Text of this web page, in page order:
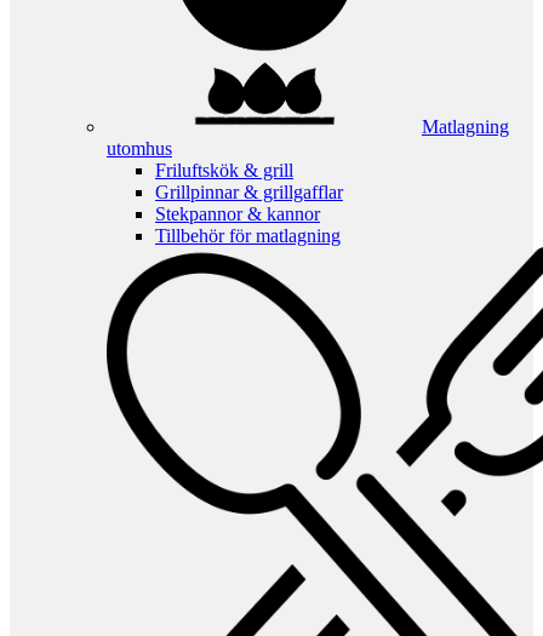
Matlagning
utomhus
Friluftskök & grill
Grillpinnar & grillgafflar
Stekpannor & kannor
Tillbehör för matlagning